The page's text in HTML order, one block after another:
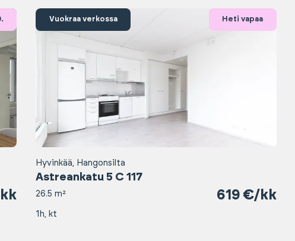
Vuokraa verkossa Heti vapaa
Hyvinkää, Hangonsilta
Astreankatu 5 C 117
26.5 m² 619 €/kk
1h, kt